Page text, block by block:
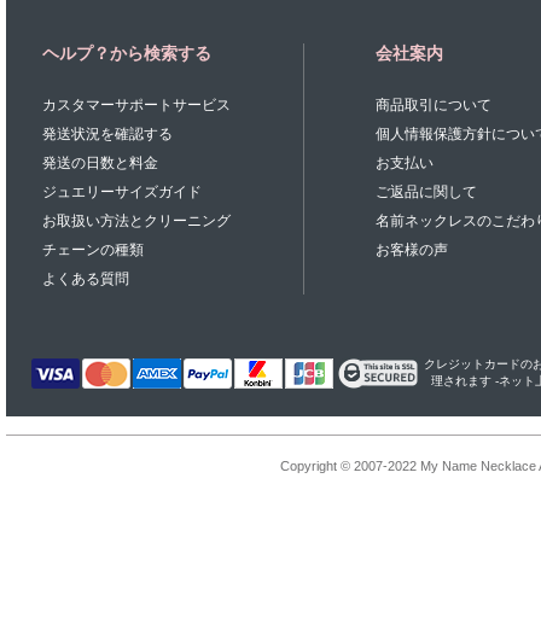
ヘルプ？から検索する
カスタマーサポートサービス
発送状況を確認する
発送の日数と料金
ジュエリーサイズガイド
お取扱い方法とクリーニング
チェーンの種類
よくある質問
会社案内
商品取引について
個人情報保護方針につい
お支払い
ご返品に関して
名前ネックレスのこだわ
お客様の声
クレジットカードの
理されます -ネット
Copyright © 2007-2022 My Name Necklace